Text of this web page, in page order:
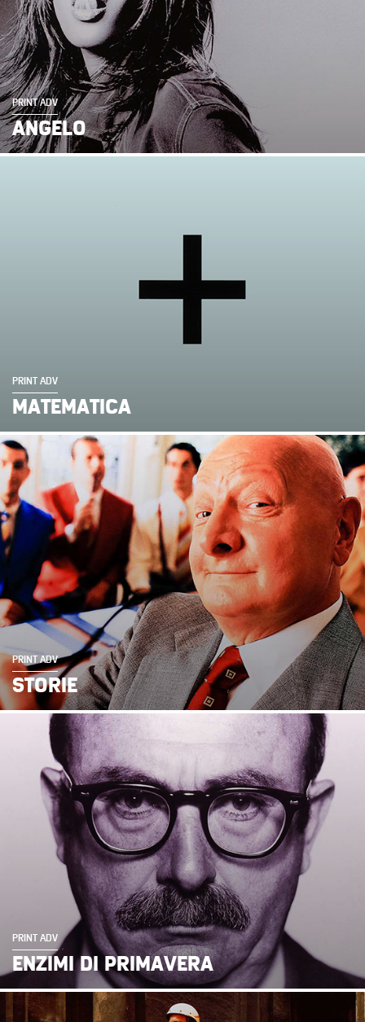
PRINT ADV
ANGELO
PRINT ADV
MATEMATICA
PRINT ADV
STORIE
PRINT ADV
ENZIMI DI PRIMAVERA